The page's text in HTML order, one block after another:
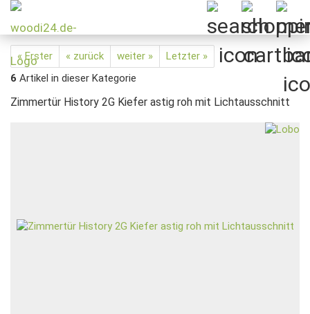
« Erster « zurück weiter »
Letzter »
6 Artikel in dieser Kategorie
Zimmertür History 2G Kiefer astig roh mit Lichtausschnitt